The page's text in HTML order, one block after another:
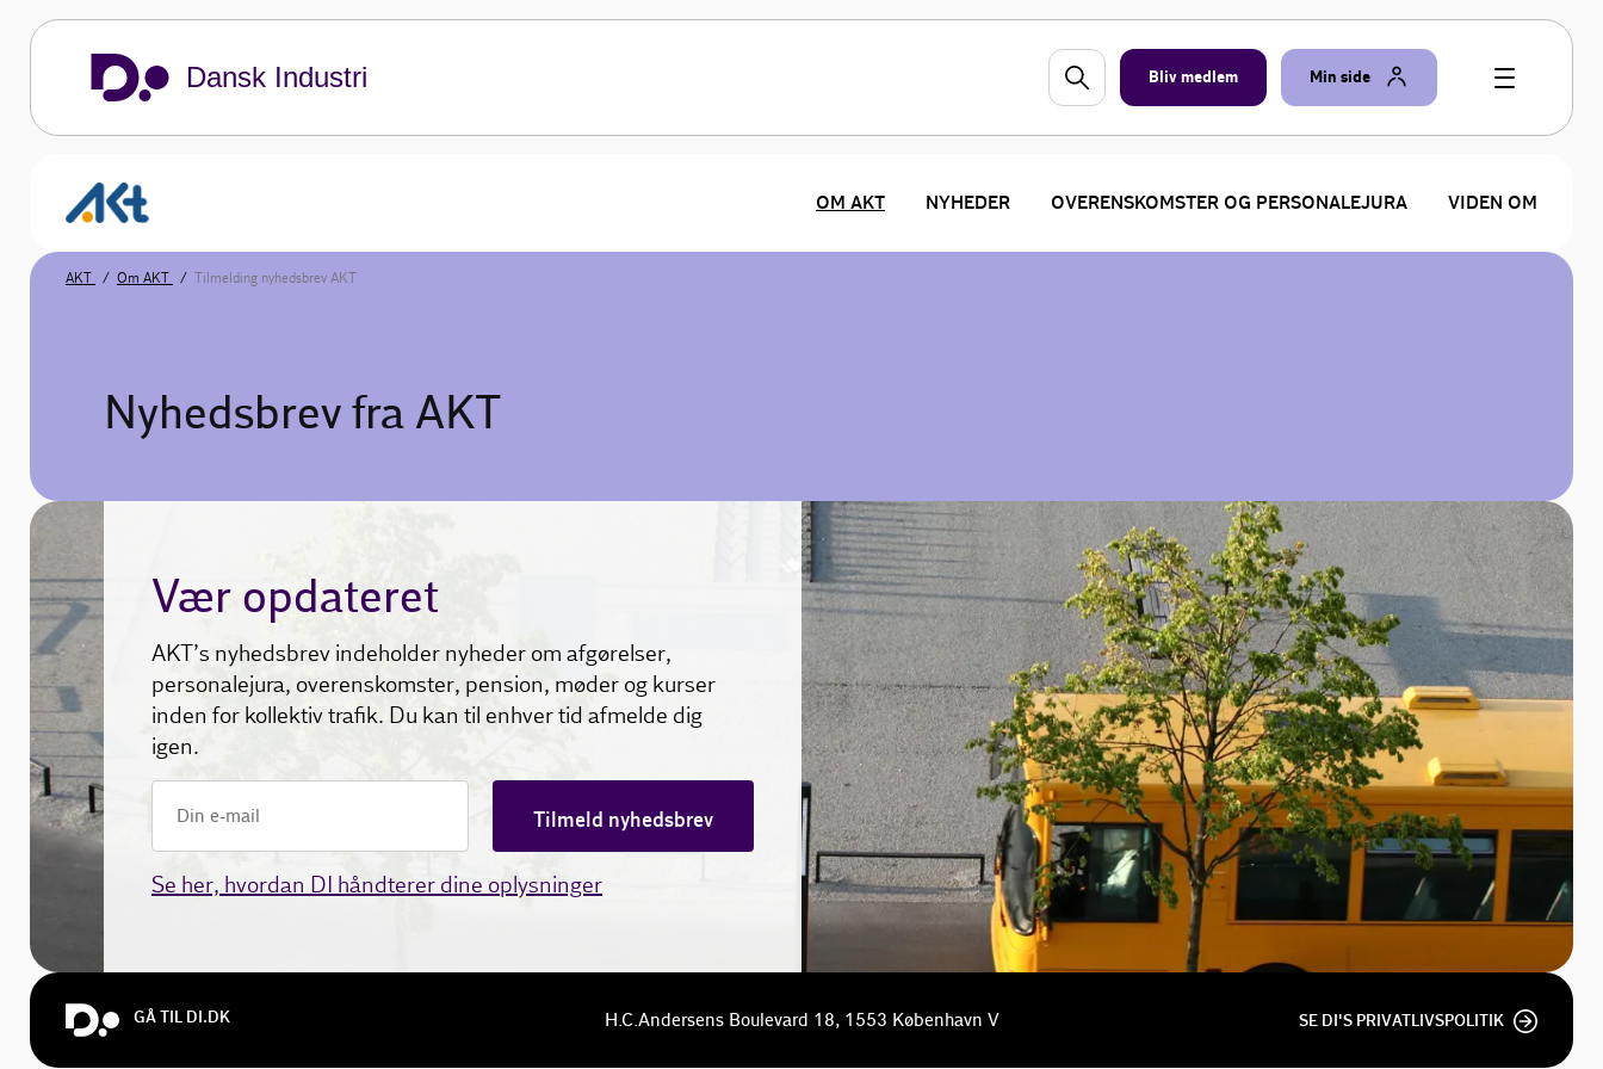
Dansk Industri Bliv medlem Min side
OM AKT NYHEDER OVERENSKOMSTER OG PERSONALEJURA VIDEN OM
AKT Om AKT Tilmelding nyhedsbrev AKT
Nyhedsbrev fra AKT
Vær opdateret
AKT’s nyhedsbrev indeholder nyheder om afgørelser,
personalejura, overenskomster, pension, møder og kurser
inden for kollektiv trafik. Du kan til enhver tid afmelde dig
igen.
Tilmeld nyhedsbrev
Se her, hvordan DI håndterer dine oplysninger
GÅ TIL DI.DK H.C.Andersens Boulevard 18, 1553 København V SE DI'S PRIVATLIVSPOLITIK